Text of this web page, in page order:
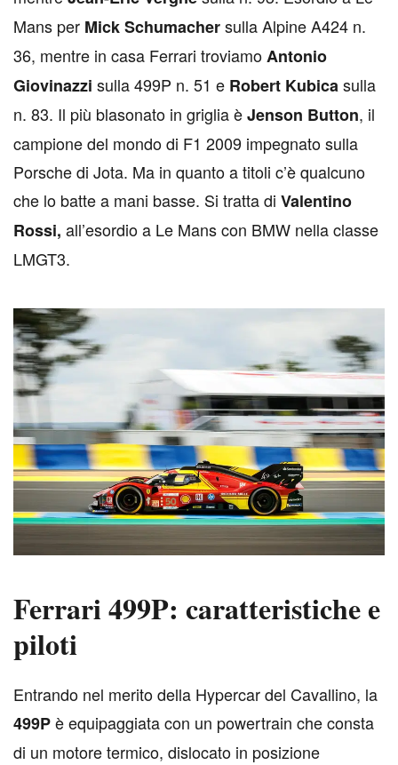
Mans per Mick Schumachersulla Alpine A424 n.
36, mentre in casa Ferrari troviamoAntonio
Giovinazzi sulla 499P n. 51 e Robert Kubicasulla
n. 83. Il più blasonato in griglia èJenson Button, il
campione del mondo di F1 2009 impegnato sulla
Porsche di Jota. Ma in quanto a titoli c’è qualcuno
che lo batte a mani basse. Si tratta di Valentino
Rossi, all’esordio a Le Mans con BMW nella classe
LMGT3.
Ferrari 499P: caratteristiche e
piloti
Entrando nel merito della Hypercar del Cavallino, la
499Pè equipaggiata con un powertrain che consta
di un motore termico, dislocato in posizione